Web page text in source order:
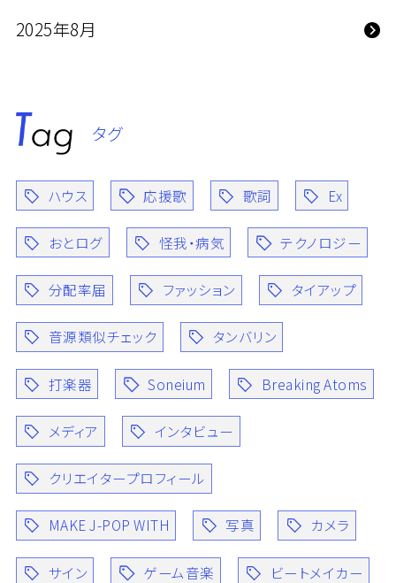
2025年8月
タグ
ハウス 応援歌 歌詞 Ex
おとログ 怪我・病気 テクノロジー
分配率届 ファッション タイアップ
音源類似チェック タンバリン
打楽器 Soneium Breaking Atoms
メディア インタビュー
クリエイタープロフィール
MAKE J-POP WITH 写真 カメラ
サイン ゲーム音楽 ビートメイカー